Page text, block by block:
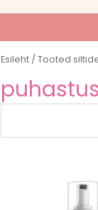
Esileht / Tooted